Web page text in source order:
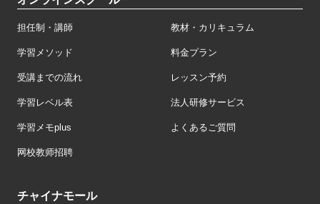
担任制・講師 教材・カリキュラム
学習メソッド 料金プラン
受講までの流れ レッスン予約
学習レベル表 法人研修サービス
学習メモplus よくあるご質問
网校教师招聘
チャイナモール